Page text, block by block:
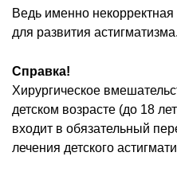
Ведь именно
для развития астигматизма.
Справка!
Хирургическое
детском возрасте (до 18
входит в обязательный
лечения детского